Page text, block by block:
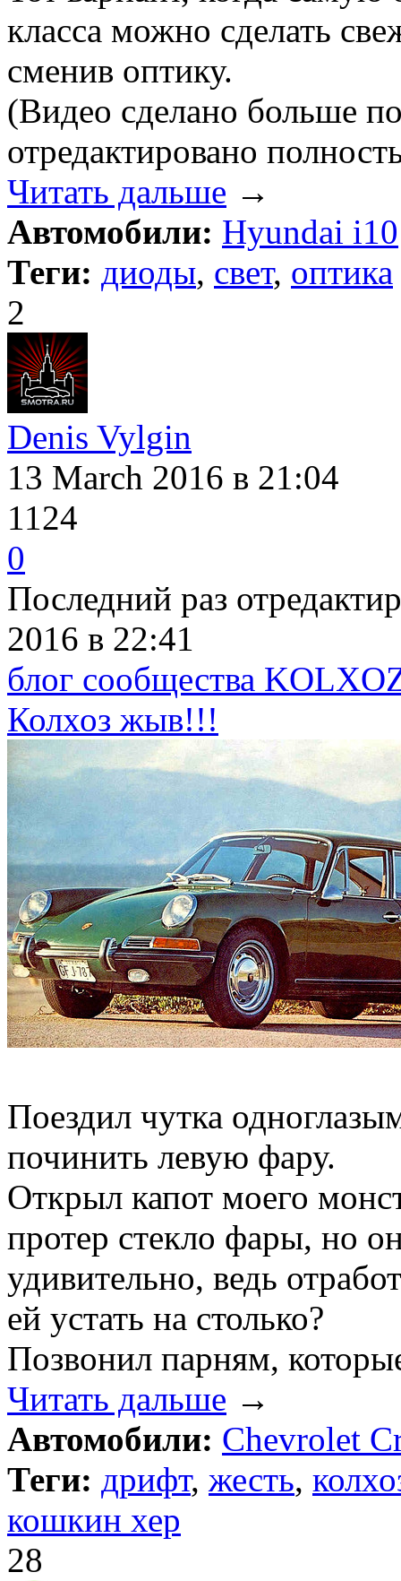
класса можно сделать
сменив оптику.
(Видео сделано больше
отредактировано
Читать дальше →
Автомобили: Hyundai i10
Теги: диоды, свет, оптика
2
Denis Vylgin
13 March 2016 в 21:04
1124
0
Последний раз
2016 в 22:41
блог сообщества
Колхоз жыв!!!
Поездил чутка
починить левую фару.
Открыл капот моего
протер стекло фары, но
удивительно, ведь
ей устать на столько?
Позвонил парням,
Читать дальше →
Автомобили: Chevrolet
Теги: дрифт, жесть,
кошкин хер
28